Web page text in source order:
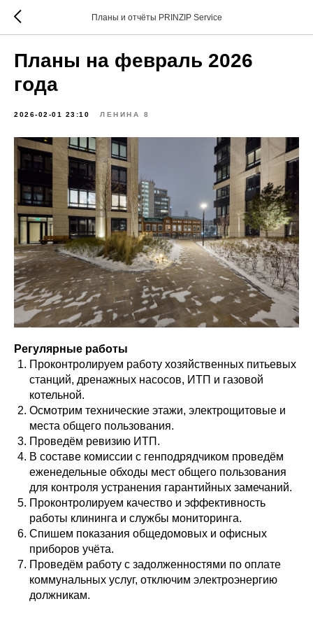
Планы и отчёты PRINZIP Service
Планы на февраль 2026
года
2026-02-01 23:10 ЛЕНИНА 8
Регулярные работы
Проконтролируем работу хозяйственных питьевых
станций, дренажных насосов, ИТП и газовой
котельной.
Осмотрим технические этажи, электрощитовые и
места общего пользования.
Проведём ревизию ИТП.
В составе комиссии с генподрядчиком проведём
еженедельные обходы мест общего пользования
для контроля устранения гарантийных замечаний.
Проконтролируем качество и эффективность
работы клининга и службы мониторинга.
Спишем показания общедомовых и офисных
приборов учёта.
Проведём работу с задолженностями по оплате
коммунальных услуг, отключим электроэнергию
должникам.